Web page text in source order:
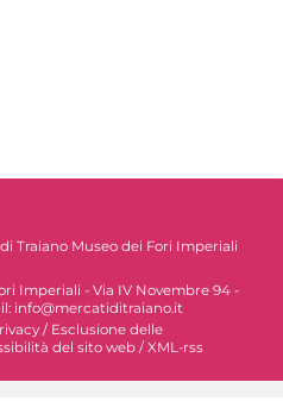
Traiano Museo dei Fori Imperiali
Imperiali - Via IV Novembre 94 -
info@mercatiditraiano.it
/ Esclusione delle
del sito web / XML-rss